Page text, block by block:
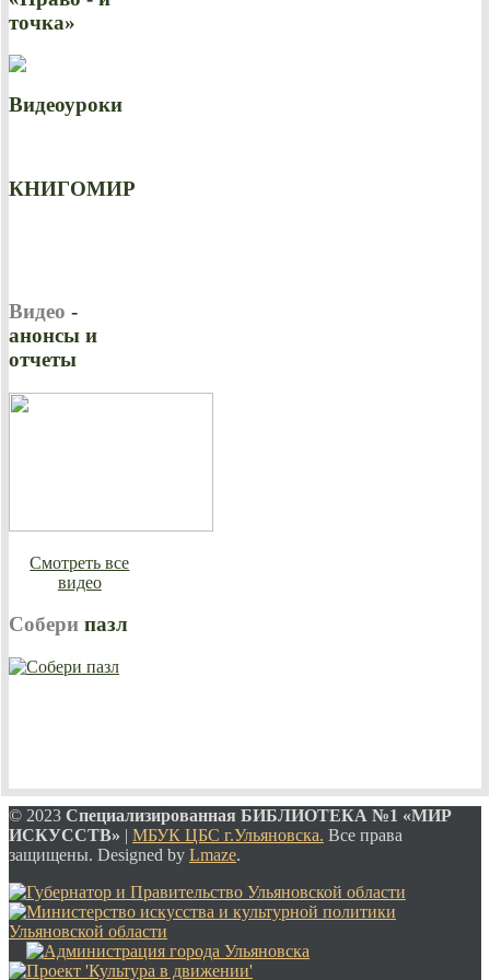
точка»
Видеоуроки
КНИГОМИР
Видео -
анонсы и
отчеты
Смотреть все
видео
Собери пазл
© 2023 Специализированная БИБЛИОТЕКА №1 «МИР
ИСКУССТВ» | МБУК ЦБС г.Ульяновска. Все права
защищены. Designed by Lmaze.